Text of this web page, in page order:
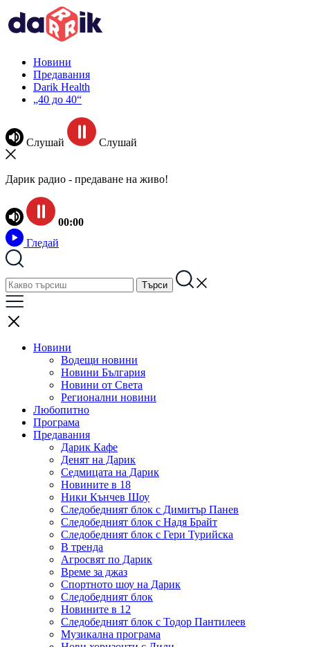
Новини
Предавания
Darik Health
„40 до 40“
Слушай Слушай
Дарик радио - предаване на живо!
00:00
Гледай
Новини
Водещи новини
Новини България
Новини от Света
Регионални новини
Любопитно
Програма
Предавания
Дарик Кафе
Денят на Дарик
Седмицата на Дарик
Новините в 18
Ники Кънчев Шоу
Следобедният блок с Димитър Панев
Следобедният блок с Надя Брайт
Следобедният блок с Гери Турийска
В тренда
Агросвят по Дарик
Време за джаз
Спортното шоу на Дарик
Следобедният блок
Новините в 12
Следобедният блок с Тодор Пантилеев
Музикална програма